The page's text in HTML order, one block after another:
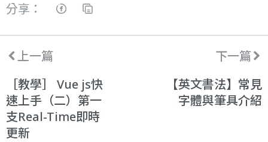
分享：
上一篇
［教學］ Vue js快
速上手（二）第一
支Real-Time即時
更新
下一篇
【英文書法】常見
字體與筆具介紹